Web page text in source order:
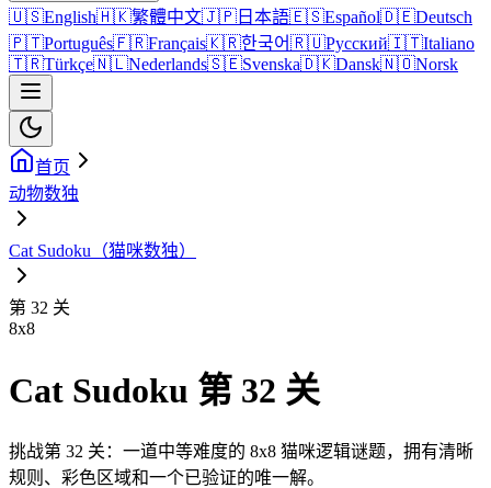
🇺🇸English🇭🇰繁體中文🇯🇵 日本語🇪🇸Español🇩🇪Deutsch
🇵🇹Português🇫🇷Français🇰🇷한국어🇷🇺Русский🇮🇹Italiano
🇹🇷Türkçe🇳🇱Nederlands🇸🇪Svenska🇩🇰Dansk🇳🇴Norsk
首页
动物数独
Cat Sudoku（猫咪数独）
第 32 关
8x8
Cat Sudoku 第 32 关
挑战第 32 关：一道中等难度的 8x8 猫咪逻辑谜题，拥有清晰
规则、彩色区域和一个已验证的唯一解。